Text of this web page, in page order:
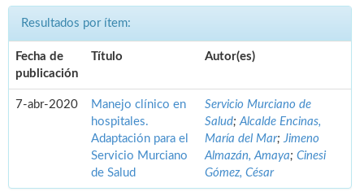
Resultados por ítem:
Fecha de
publicación
Título Autor(es)
7-abr-2020
Manejo clínico en
hospitales.
Adaptación para el
Servicio Murciano
de Salud
Servicio Murciano de
Salud;Alcalde Encinas,
María del Mar;Jimeno
Almazán, Amaya; Cinesi
Gómez, César